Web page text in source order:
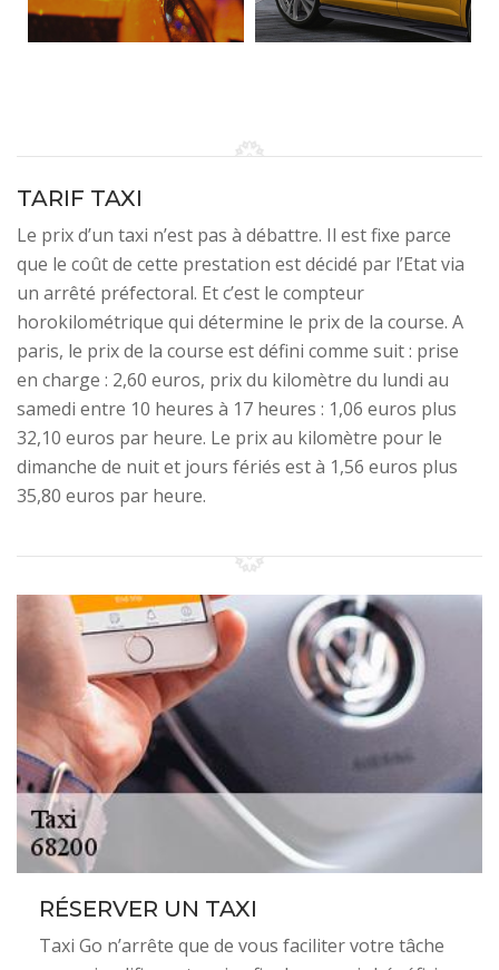
TARIF TAXI
Le prix d’un taxi n’est pas à débattre. Il est fixe parce
que le coût de cette prestation est décidé par l’Etat via
un arrêté préfectoral. Et c’est le compteur
horokilométrique qui détermine le prix de la course. A
paris, le prix de la course est défini comme suit : prise
en charge : 2,60 euros, prix du kilomètre du lundi au
samedi entre 10 heures à 17 heures : 1,06 euros plus
32,10 euros par heure. Le prix au kilomètre pour le
dimanche de nuit et jours fériés est à 1,56 euros plus
35,80 euros par heure.
RÉSERVER UN TAXI
Taxi Go n’arrête que de vous faciliter votre tâche